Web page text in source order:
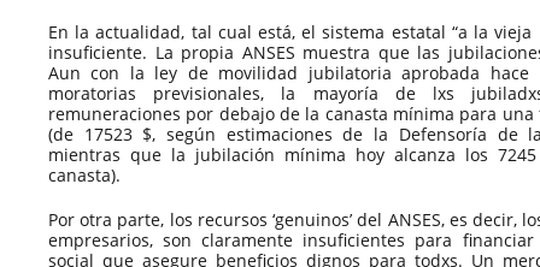
En la actualidad, tal cual está, el sistema estatal “a la vieja
insuficiente. La propia ANSES muestra que las
Aun con la ley de movilidad jubilatoria aprobada
moratorias previsionales, la mayoría de lxs
remuneraciones por debajo de la canasta mínima para
(de 17523 $, según estimaciones de la Defensoría de
mientras que la jubilación mínima hoy alcanza los
canasta).
Por otra parte, los recursos ‘genuinos’ del ANSES, es decir,
empresarios, son claramente insuficientes para
social que asegure beneficios dignos para todxs. Un